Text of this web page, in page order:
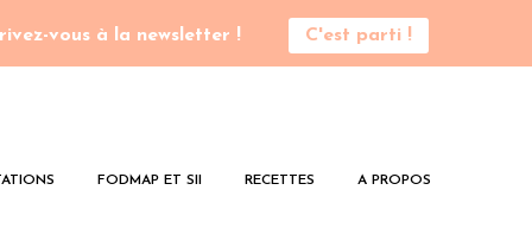
vous à la newsletter ! C'est parti !
FODMAP ET SII RECETTES A PROPOS